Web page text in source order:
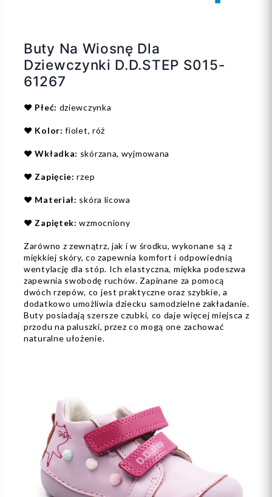
Buty Na Wiosnę Dla
Dziewczynki D.D.STEP S015-
61267
❤️ Płeć: dziewczynka
❤️ Kolor:fiolet, róż
❤️Wkładka: skórzana, wyjmowana
❤️ Zapięcie: rzep
❤️ Materiał: skóra licowa
❤️ Zapiętek: wzmocniony
Zarówno z zewnątrz, jak i w środku, wykonane są z
miękkiej skóry, co zapewnia komfort i odpowiednią
wentylację dla stóp. Ich elastyczna, miękka podeszwa
zapewnia swobodę ruchów. Zapinane za pomocą
dwóch rzepów, co jest praktyczne oraz szybkie, a
dodatkowo umożliwia dziecku samodzielne zakładanie.
Buty posiadają szersze czubki, co daje więcej miejsca z
przodu na paluszki, przez co mogą one zachować
naturalne ułożenie.